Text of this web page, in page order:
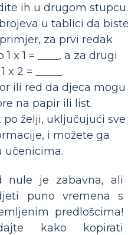
ih u drugom stupcu.
u tablici da
za prvi redak
x 1 = ____, a za drugi
2 = _____.
ili red da djeca mogu
na papir ili list.
želji, uključujući sve
i možete ga
učenicima.
nule je zabavna, ali
puno vremena s
predlošcima!
kako kopirati